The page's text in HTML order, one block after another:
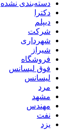
دسته‌بندی نشده
دکترا
دیپلم
شرکت
شهرداری
شیراز
فروشگاه
فوق لیسانس
لیسانس
مرد
مشهد
مهندس
نفت
یزد